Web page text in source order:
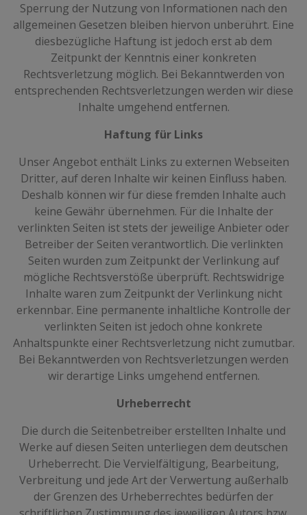
Sperrung der Nutzung von Informationen nach den
allgemeinen Gesetzen bleiben hiervon unberührt. Eine
diesbezügliche Haftung ist jedoch erst ab dem
Zeitpunkt der Kenntnis einer konkreten
Rechtsverletzung möglich. Bei Bekanntwerden von
entsprechenden Rechtsverletzungen werden wir diese
Inhalte umgehend entfernen.
Haftung für Links
Unser Angebot enthält Links zu externen Webseiten
Dritter, auf deren Inhalte wir keinen Einfluss haben.
Deshalb können wir für diese fremden Inhalte auch
keine Gewähr übernehmen. Für die Inhalte der
verlinkten Seiten ist stets der jeweilige Anbieter oder
Betreiber der Seiten verantwortlich. Die verlinkten
Seiten wurden zum Zeitpunkt der Verlinkung auf
mögliche Rechtsverstöße überprüft. Rechtswidrige
Inhalte waren zum Zeitpunkt der Verlinkung nicht
erkennbar. Eine permanente inhaltliche Kontrolle der
verlinkten Seiten ist jedoch ohne konkrete
Anhaltspunkte einer Rechtsverletzung nicht zumutbar.
Bei Bekanntwerden von Rechtsverletzungen werden
wir derartige Links umgehend entfernen.
Urheberrecht
Die durch die Seitenbetreiber erstellten Inhalte und
Werke auf diesen Seiten unterliegen dem deutschen
Urheberrecht. Die Vervielfältigung, Bearbeitung,
Verbreitung und jede Art der Verwertung außerhalb
der Grenzen des Urheberrechtes bedürfen der